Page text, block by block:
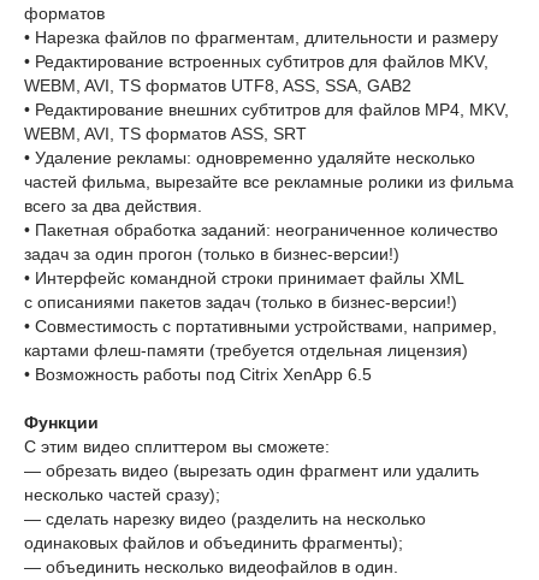
форматов
• Нарезка файлов по фрагментам, длительности и размеру
• Редактирование встроенных субтитров для файлов MKV,
WEBM, AVI, TS форматов UTF8, ASS, SSA, GAB2
• Редактирование внешних субтитров для файлов MP4, MKV,
WEBM, AVI, TS форматов ASS, SRT
• Удаление рекламы: одновременно удаляйте несколько
частей фильма, вырезайте все рекламные ролики из фильма
всего за два действия.
• Пакетная обработка заданий: неограниченное количество
задач за один прогон (только в бизнес-версии!)
• Интерфейс командной строки принимает файлы XML
с описаниями пакетов задач (только в бизнес-версии!)
• Совместимость с портативными устройствами, например,
картами флеш-памяти (требуется отдельная лицензия)
• Возможность работы под Citrix XenApp 6.5
Функции
С этим видео сплиттером вы сможете:
— обрезать видео (вырезать один фрагмент или удалить
несколько частей сразу);
— сделать нарезку видео (разделить на несколько
одинаковых файлов и объединить фрагменты);
— объединить несколько видеофайлов в один.